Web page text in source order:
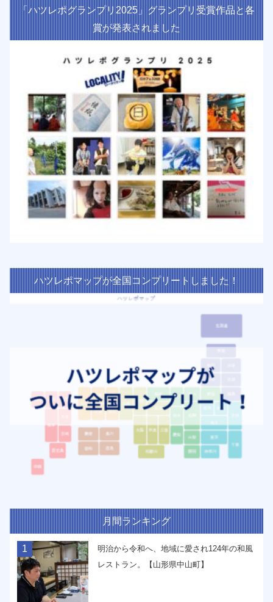
「ハツレポグランプリ2025」グランプリ受賞作品と各
賞が発表されました
ハツレポマップが全国コンプリートしました！
月間ランキング
1
明治から令和へ、地域に愛され124年の和風
レストラン。【山形県中山町】